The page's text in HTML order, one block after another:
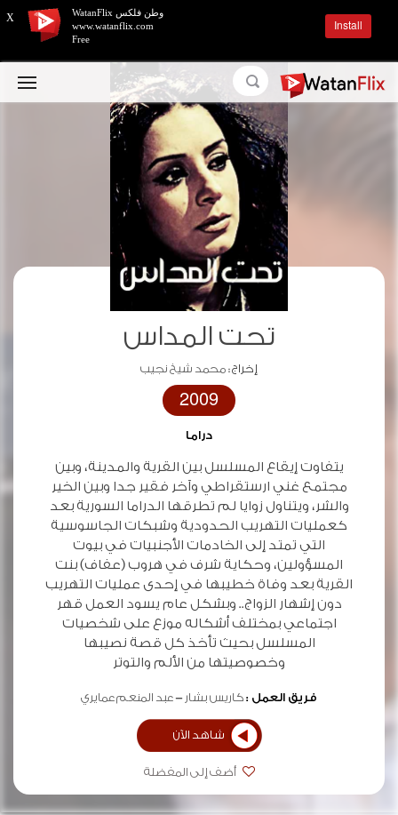
تحت المداس
إخراج :محمد شيخ نجيب
2009
دراما
يتفاوت إيقاع المسلسل بين القرية والمدينة، وبين
مجتمع غني ارستقراطي وآخر فقير جدا وبين الخير
والشر، ويتناول زوايا لم تطرقها الدراما السورية بعد
كعمليات التهريب الحدودية وشبكات الجاسوسية
التي تمتد إلى الخادمات الأجنبيات في بيوت
المسؤولين، وحكاية شرف في هروب (عفاف) بنت
القرية بعد وفاة خطيبها في إحدى عمليات التهريب
دون إشهار الزواج.. وبشكل عام يسود العمل قهر
اجتماعي بمختلف أشكاله موزع على شخصيات
المسلسل بحيث تأخذ كل قصة نصيبها
وخصوصيتها من الألم والتوتر
فريق العمل :كاريس بشار عبد المنعم عمايري
شاهد الآن
أضف إلى المفضلة
X
وطن فلكس WatanFlix
www.watanflix.com
Free
Install